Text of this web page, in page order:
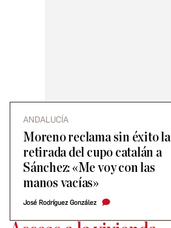
ANDALUCÍA
Moreno reclama sin éxito la
retirada del cupo catalán a
Sánchez: «Me voy con las
manos vacías»
José Rodríguez González